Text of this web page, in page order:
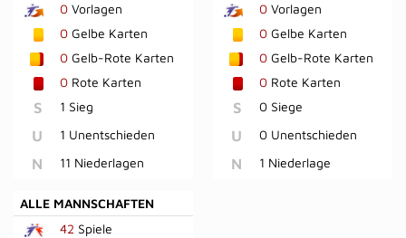
0 Vorlagen
0 Gelbe Karten
0 Gelb-Rote Karten
0 Rote Karten
S 1 Sieg
U 1 Unentschieden
N 11 Niederlagen
0Vorlagen
0Gelbe Karten
0Gelb-Rote Karten
0Rote Karten
S 0 Siege
U 0 Unentschieden
N 1 Niederlage
ALLE MANNSCHAFTEN
42 Spiele